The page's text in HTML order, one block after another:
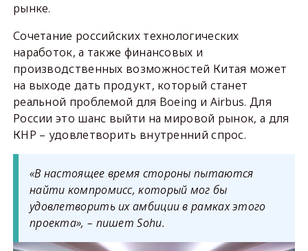
рынке.
Сочетание российских технологических
наработок, а также финансовых и
производственных возможностей Китая может
на выходе дать продукт, который станет
реальной проблемой для Boeing и Airbus. Для
России это шанс выйти на мировой рынок, а для
КНР – удовлетворить внутренний спрос.
«В настоящее время стороны пытаются
найти компромисс, который мог бы
удовлетворить их амбиции в рамках этого
проекта», – пишет Sohu.